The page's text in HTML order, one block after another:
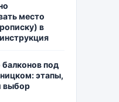
место
в
под
этапы,
выбор